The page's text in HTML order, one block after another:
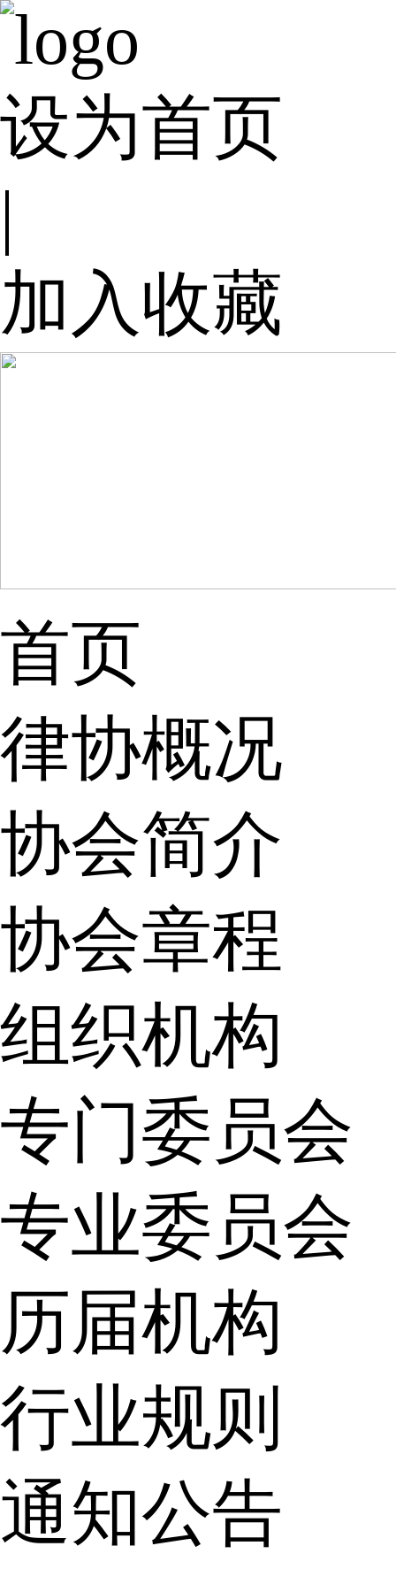
设为首页
|
加入收藏
首页
律协概况
协会简介
协会章程
组织机构
专门委员会
专业委员会
历届机构
行业规则
通知公告